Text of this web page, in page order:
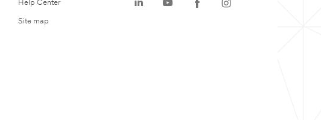
Help Center
Site map